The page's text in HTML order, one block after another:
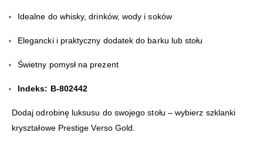
Idealne do whisky, drinków, wody i soków
Elegancki i praktyczny dodatek do barku lub stołu
Świetny pomysł na prezent
Indeks: B-802442
Dodaj odrobinę luksusu do swojego stołu – wybierz szklanki
kryształowe Prestige Verso Gold.